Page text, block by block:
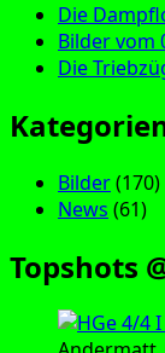
Die
Bilder vom
Die
Bilder(170)
News (61)
Topshots